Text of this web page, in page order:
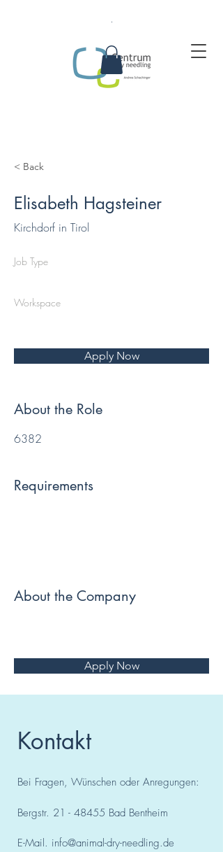
.
< Back
Elisabeth Hagsteiner
Kirchdorf in Tirol
Job Type
Workspace
Apply Now
About the Role
6382
Requirements
About the Company
Apply Now
Kontakt
Bei Fragen, Wünschen oder Anregungen:
Bergstr. 21 - 48455 Bad Bentheim
E-Mail. info@animal-dry-needling.de